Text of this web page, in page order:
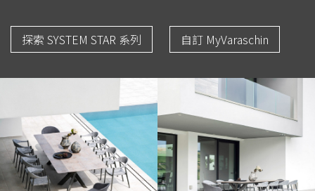
探索 SYSTEM STAR 系列 自訂 MyVaraschin